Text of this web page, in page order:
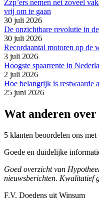
Zzp’ers nemen net zoveel
vrij om te gaan
30 juli 2026
De onzichtbare revolutie in
30 juli 2026
Recordaantal motoren op de
3 juli 2026
Hoogste spaarrente in
2 juli 2026
Hoe belangrijk is restwaarde
25 juni 2026
Wat anderen over
5 klanten beoordelen ons
Goede en duidelijke
Goed overzicht van
nieuwsberichten. Kwalitatief
F.V. Doedens uit Winsum